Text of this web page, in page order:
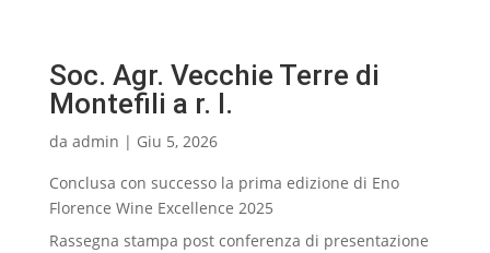
Soc. Agr. Vecchie Terre di
Montefili a r. l.
da admin | Giu 5, 2026
Conclusa con successo la prima edizione di Eno
Florence Wine Excellence 2025
Rassegna stampa post conferenza di presentazione